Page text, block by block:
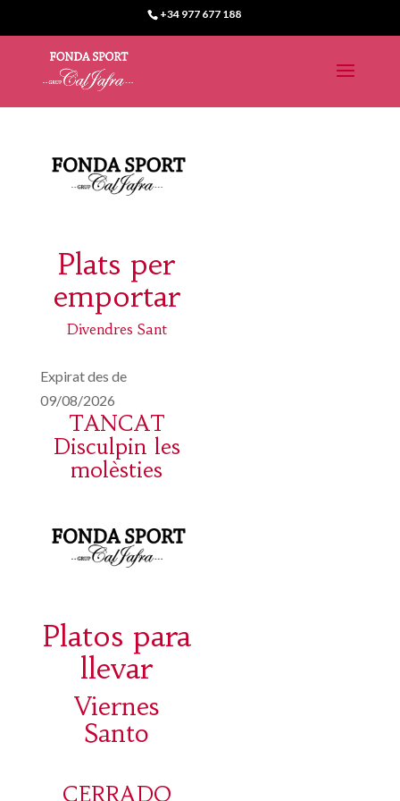
+34 977 677 188
Plats per
emportar
Divendres Sant
Expirat des de
09/08/2026
TANCAT
Disculpin les
molèsties
Platos para
llevar
Viernes
Santo
CERRADO